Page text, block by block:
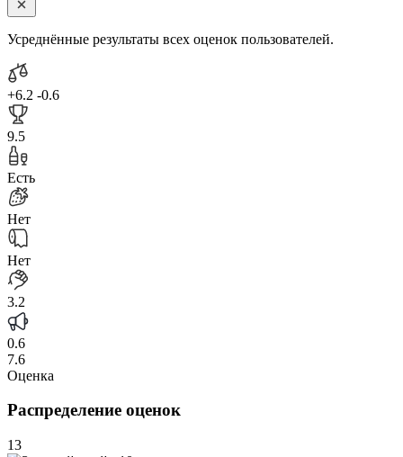
Усреднённые результаты всех оценок пользователей.
+6.2 -0.6
9.5
Есть
Нет
Нет
3.2
0.6
7.6
Оценка
Распределение оценок
13